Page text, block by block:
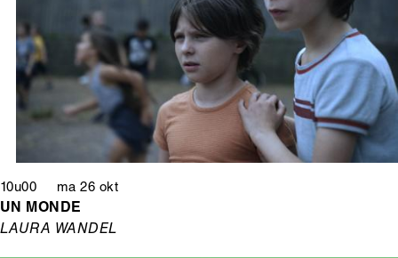
10u00 ma 26 okt
UN MONDE
LAURA WANDEL